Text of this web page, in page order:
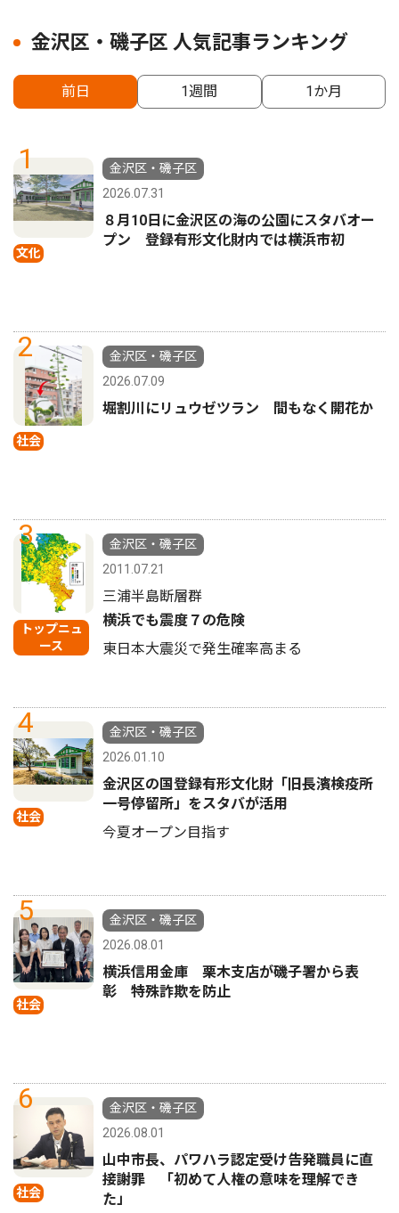
金沢区・磯子区 人気記事ランキング
前日 1週間 1か月
1
文化
金沢区・磯子区
2026.07.31
８月10日に金沢区の海の公園にスタバオー
プン 登録有形文化財内では横浜市初
2
社会
金沢区・磯子区
2026.07.09
堀割川にリュウゼツラン 間もなく開花か
3
トップニュ
ース
金沢区・磯子区
2011.07.21
三浦半島断層群
横浜でも震度７の危険
東日本大震災で発生確率高まる
4
社会
金沢区・磯子区
2026.01.10
金沢区の国登録有形文化財「旧長濱検疫所
一号停留所」をスタバが活用
今夏オープン目指す
5
社会
金沢区・磯子区
2026.08.01
横浜信用金庫 栗木支店が磯子署から表
彰 特殊詐欺を防止
6
社会
金沢区・磯子区
2026.08.01
山中市長、パワハラ認定受け告発職員に直
接謝罪 「初めて人権の意味を理解でき
た」